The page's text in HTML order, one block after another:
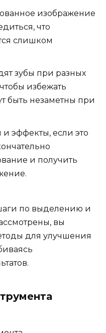
изображение
что
слишком
зубы при разных
избежать
быть незаметны при
эффекты, если это
и получить
по выделению и
вы
для улучшения